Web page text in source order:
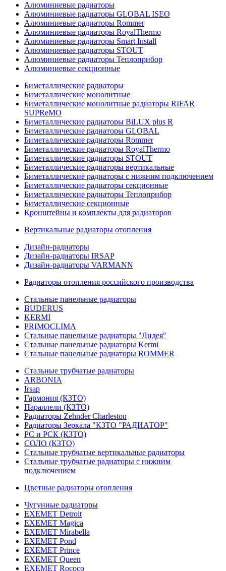
Алюминиевые радиаторы
Алюминиевые радиаторы GLOBAL ISEO
Алюминиевые радиаторы Rommer
Алюминиевые радиаторы RoyalThermo
Алюминиевые радиаторы Smart Install
Алюминиевые радиаторы STOUT
Алюминиевые радиаторы Теплоприбор
Алюминиевые секционные
Биметаллические радиаторы
Биметаллические монолитные
Биметаллические монолитные радиаторы RIFAR
SUPReMO
Биметаллические радиаторы BiLUX plus R
Биметаллические радиаторы GLOBAL
Биметаллические радиаторы Rommer
Биметаллические радиаторы RoyalThermo
Биметаллические радиаторы STOUT
Биметаллические радиаторы вертикальные
Биметаллические радиаторы с нижним подключением
Биметаллические радиаторы секционные
Биметаллические радиаторы Теплоприбор
Биметаллические секционные
Кронштейны и комплекты для радиаторов
Вертикальные радиаторы отопления
Дизайн-радиаторы
Дизайн-радиаторы IRSAP
Дизайн-радиаторы VARMANN
Радиаторы отопления российского производства
Стальные панельные радиаторы
BUDERUS
KERMI
PRIMOCLIMA
Стальные панельные радиаторы "Лидея"
Стальные панельные радиаторы Kermi
Стальные панельные радиаторы ROMMER
Стальные трубчатые радиаторы
ARBONIA
Irsap
Гармония (КЗТО)
Параллели (КЗТО)
Радиаторы Zehnder Charleston
Радиаторы Зеркала "КЗТО "РАДИАТОР"
РС и РСК (КЗТО)
СОЛО (КЗТО)
Стальные трубчатые вертикальные радиаторы
Стальные трубчатые радиаторы с нижним
подключением
Цветные радиаторы отопления
Чугунные радиаторы
EXEMET Detroit
EXEMET Magica
EXEMET Mirabella
EXEMET Pond
EXEMET Prince
EXEMET Queen
EXEMET Rococo